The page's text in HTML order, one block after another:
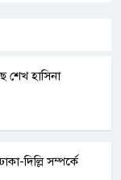
শেখ হাসিনা
দিল্লি সম্পর্কে